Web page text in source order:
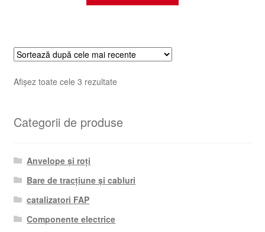
Afișez toate cele 3 rezultateSortat
mai
Categorii de produse
Anvelope și roți
Bare de tracțiune și cabluri
catalizatori FAP
Componente electrice